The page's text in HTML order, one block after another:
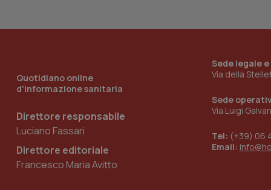
Quotidiano online
d'informazione sanitaria
Direttore responsabile
Luciano Fassari
Direttore editoriale
Francesco Maria Avitto
Sede legale
Via della
Sede
Via Luigi
Tel: (+39) 06
Email:
_ga_0VMQEQKQ1N
__Secure-YNID